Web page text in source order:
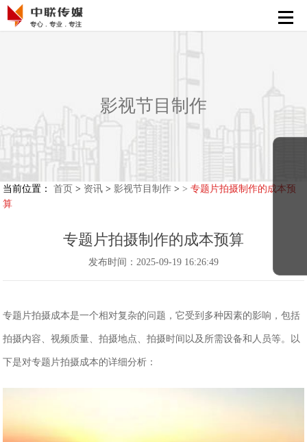
会展策划执行
影视节目制作
新媒体运营
解决方案
影视节目制作
当前位置： 首页 > 资讯 >影视节目制作 >> 专题片拍摄制作的成本预
算
专题片拍摄制作的成本预算
发布时间：2025-09-19 16:26:49
专题片拍摄成本是一个相对复杂的问题，它受到多种因素的影响，包括
拍摄内容、视频质量、拍摄地点、拍摄时间以及所需设备和人员等。以
下是对专题片拍摄成本的详细分析：